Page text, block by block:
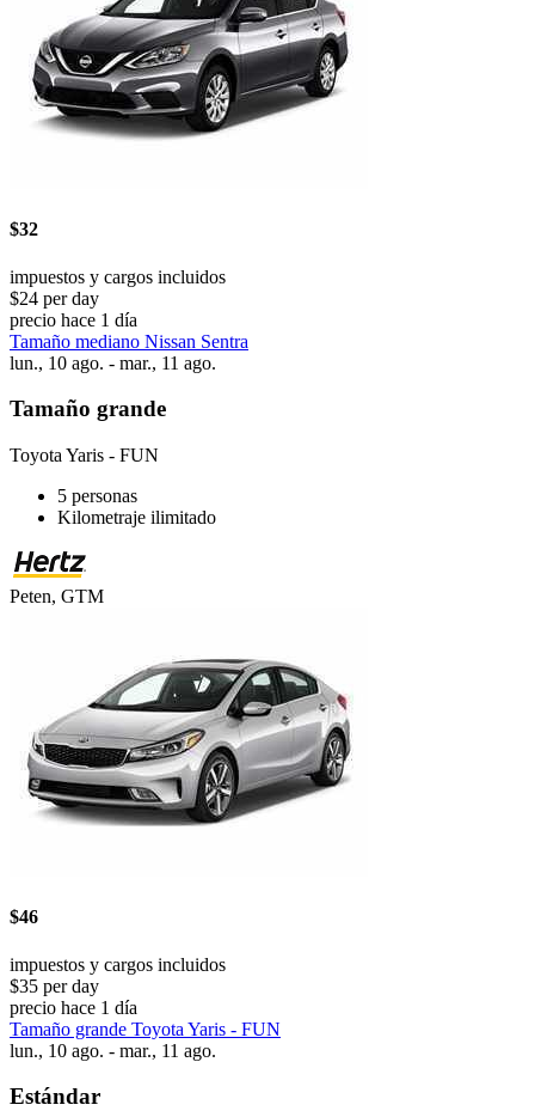
$32
impuestos y cargos incluidos
$24 per day
precio hace 1 día
Tamaño mediano Nissan Sentra
lun., 10 ago. - mar., 11 ago.
Tamaño grande
Toyota Yaris - FUN
5 personas
Kilometraje ilimitado
Peten, GTM
$46
impuestos y cargos incluidos
$35 per day
precio hace 1 día
Tamaño grande Toyota Yaris - FUN
lun., 10 ago. - mar., 11 ago.
Estándar